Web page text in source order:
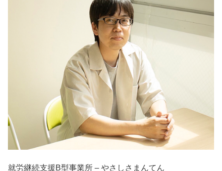
就労継続支援B型事業所 – やさしさまんてん